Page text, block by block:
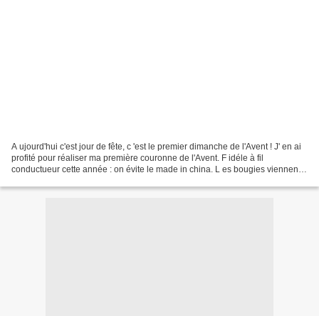
A ujourd'hui c'est jour de fête, c 'est le premier dimanche de l'Avent ! J' en ai
profité pour réaliser ma première couronne de l'Avent. F idéle à fil
conductueur cette année : on évite le made in china. L es bougies viennent